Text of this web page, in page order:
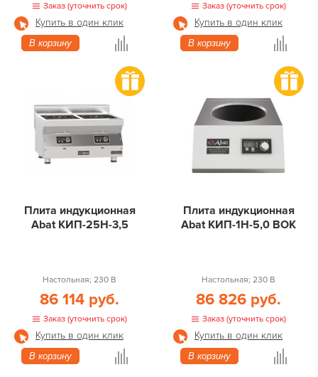
Заказ (уточнить срок)
Купить в один клик
В корзину
Заказ (уточнить срок)
Купить в один клик
В корзину
Плита индукционная
Abat КИП-25Н-3,5
Настольная; 230 В
86 114 руб.
Заказ (уточнить срок)
Купить в один клик
В корзину
Плита индукционная
Abat КИП-1Н-5,0 ВОК
Настольная; 230 В
86 826 руб.
Заказ (уточнить срок)
Купить в один клик
В корзину